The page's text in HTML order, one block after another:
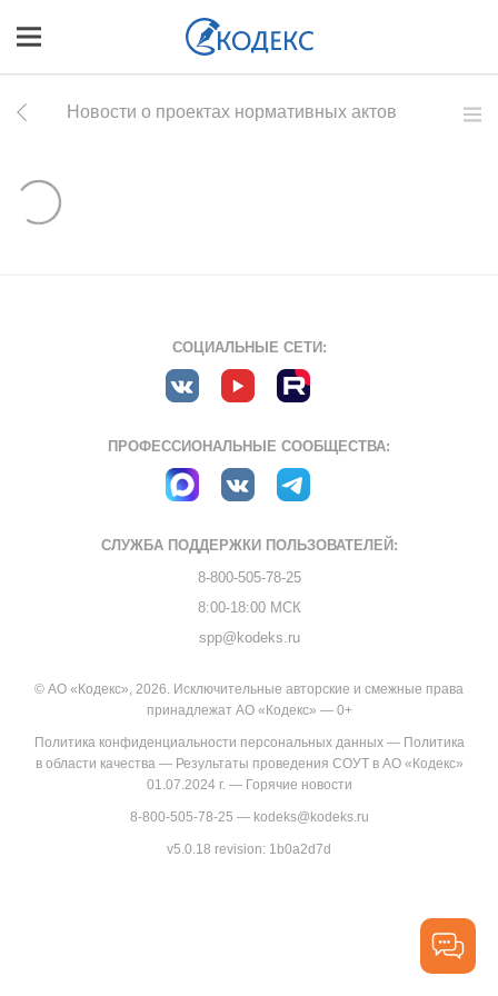
Новости о проектах нормативных актов
СОЦИАЛЬНЫЕ СЕТИ:
ПРОФЕССИОНАЛЬНЫЕ СООБЩЕСТВА:
СЛУЖБА ПОДДЕРЖКИ ПОЛЬЗОВАТЕЛЕЙ:
8-800-505-78-25
8:00-18:00 МСК
spp@kodeks.ru
© АО «Кодекс», 2026. Исключительные авторские и смежные права
принадлежат АО «Кодекс» — 0+
Политика конфиденциальности персональных данных— Политика
в области качества— Результаты проведения СОУТ в АО «Кодекс»
01.07.2024 г.— Горячие новости
8-800-505-78-25 — kodeks@kodeks.ru
v5.0.18 revision: 1b0a2d7d